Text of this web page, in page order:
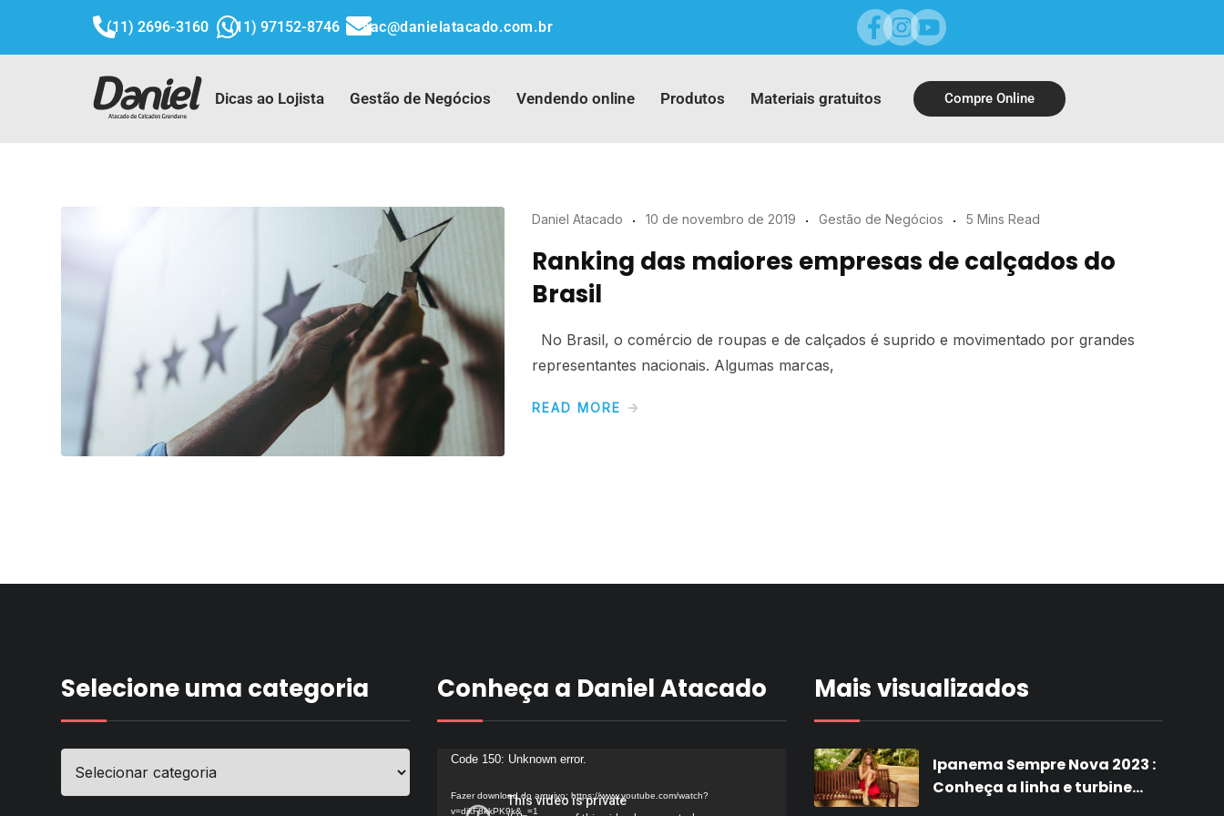
(11) 2696-3160 (11) 97152-8746 sac@danielatacado.com.br
Dicas ao Lojista Gestão de Negócios Vendendo online Produtos Materiais gratuitos Compre Online
Daniel Atacado 10 de novembro de 2019 Gestão de Negócios 5 Mins Read
Ranking das maiores empresas de calçados do
Brasil
No Brasil, o comércio de roupas e de calçados é suprido e movimentado por grandes
representantes nacionais. Algumas marcas,
READ MORE
Selecione uma categoria Conheça a Daniel Atacado
Tocador
vídeo
Code 150: Unknown error.
Fazer download do arquivo: https://www.youtube.com/watch?
v=dikF8kkPK9k&_=1
Mais visualizados
Ipanema Sempre Nova 2023 :
Conheça a linha e turbine